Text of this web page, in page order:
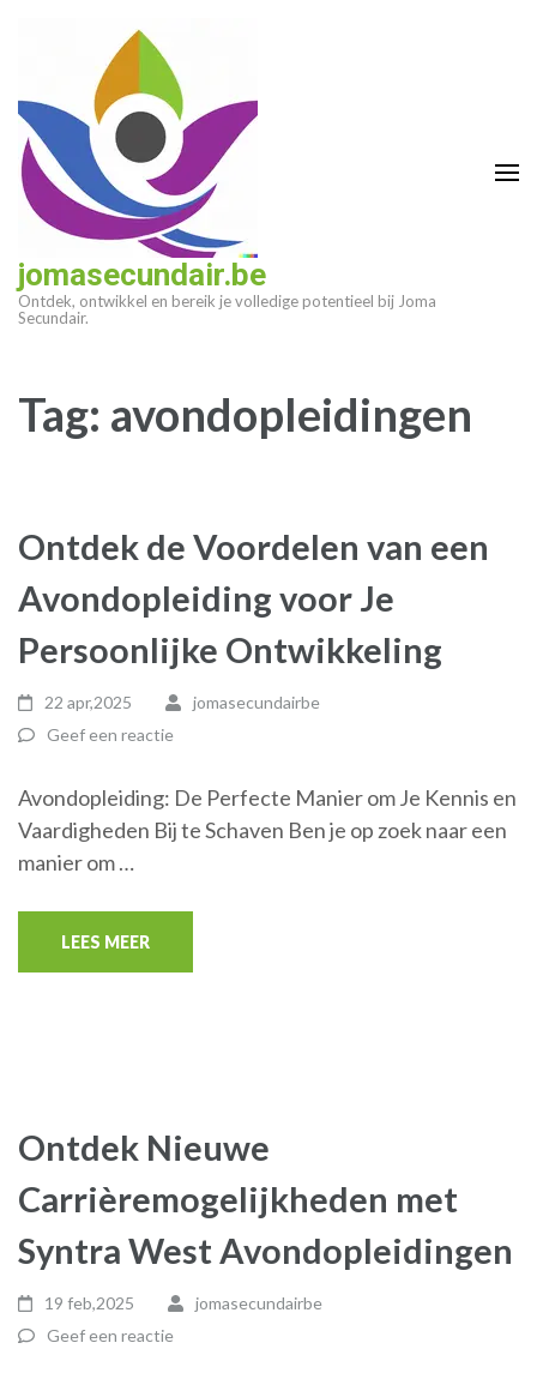
(druk
enter)
jomasecundair.be
Ontdek, ontwikkel en bereik je volledige potentieel bij Joma
Secundair.
Tag: avondopleidingen
Ontdek de Voordelen van een
Avondopleiding voor Je
Persoonlijke Ontwikkeling
22 apr,2025
jomasecundairbe
Geef een reactie
Avondopleiding: De Perfecte Manier om Je Kennis en
Vaardigheden Bij te Schaven Ben je op zoek naar een
manier om …
LEES MEER
Ontdek Nieuwe
Carrièremogelijkheden met
Syntra West Avondopleidingen
19 feb,2025
jomasecundairbe
Geef een reactie